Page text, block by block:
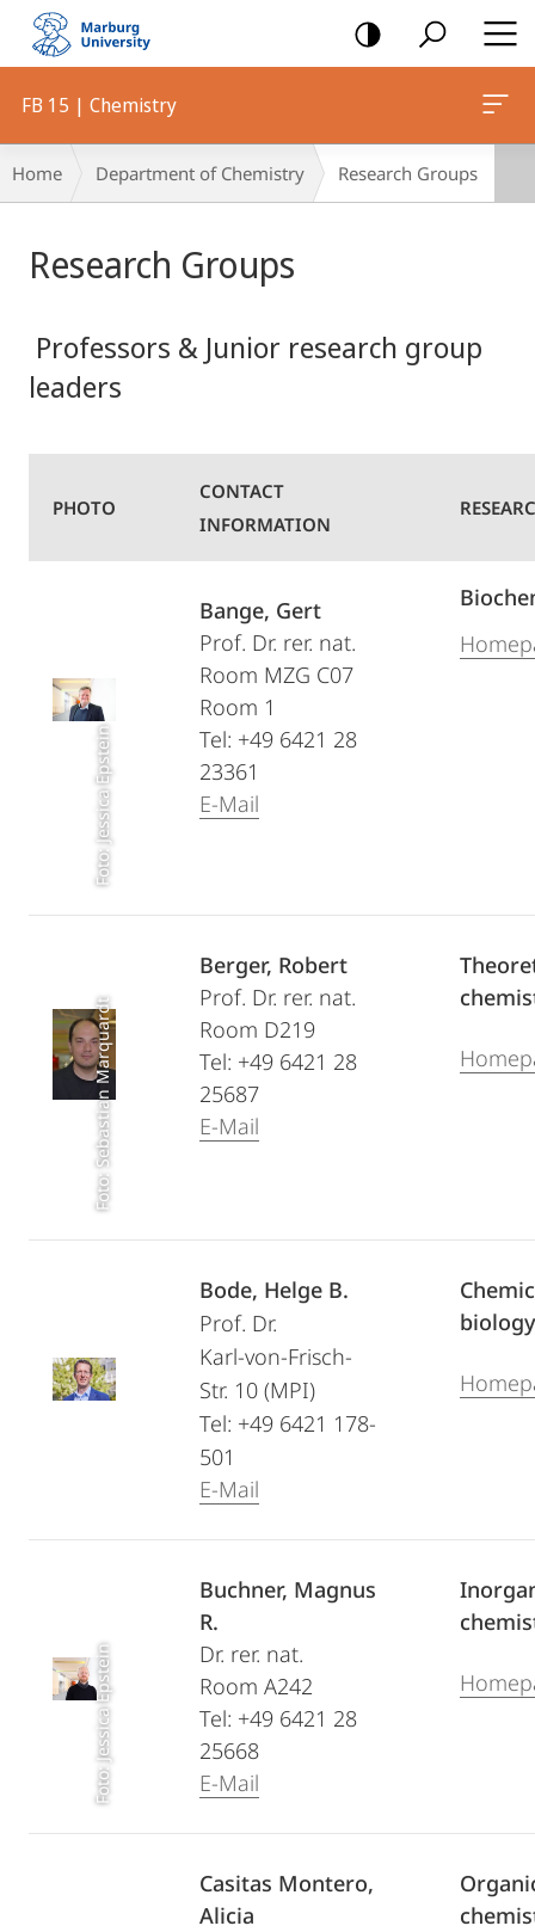
mobile
navigation
FB 15 | Chemistry
Breadcrumb-
Navigation
Home Department of Chemistry Research Groups
Content
Research Groups
Professors & Junior research group
leaders
PHOTO
CONTACT
INFORMATION
Foto: Jessica Epstein
Bange, Gert
Prof. Dr. rer. nat.
Room MZG C07
Room 1
Tel: +49 6421 28
23361
E-Mail
Foto: Sebastian Marquardt
Berger, Robert
Prof. Dr. rer. nat.
Room D219
Tel: +49 6421 28
25687
E-Mail
Bode, Helge B.
Prof. Dr.
Karl-von-Frisch-
Str. 10 (MPI)
Tel: +49 6421 178-
501
E-Mail
biology
Foto: Jessica Epstein
Buchner, Magnus
R.
Dr. rer. nat.
Room A242
Tel: +49 6421 28
25668
E-Mail
Casitas Montero,
Alicia